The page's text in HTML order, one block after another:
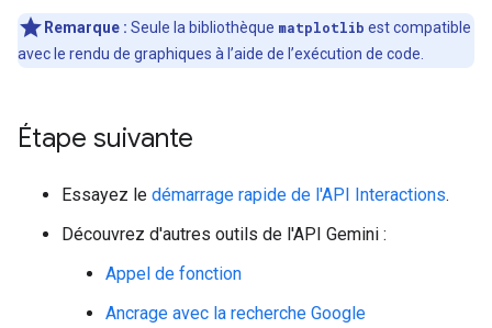
Remarque : Seule la bibliothèque matplotlib est compatible
avec le rendu de graphiques à l’aide de l’exécution de code.
Étape suivante
Essayez le démarrage rapide de l'API Interactions.
Découvrez d'autres outils de l'API Gemini :
Appel de fonction
Ancrage avec la recherche Google